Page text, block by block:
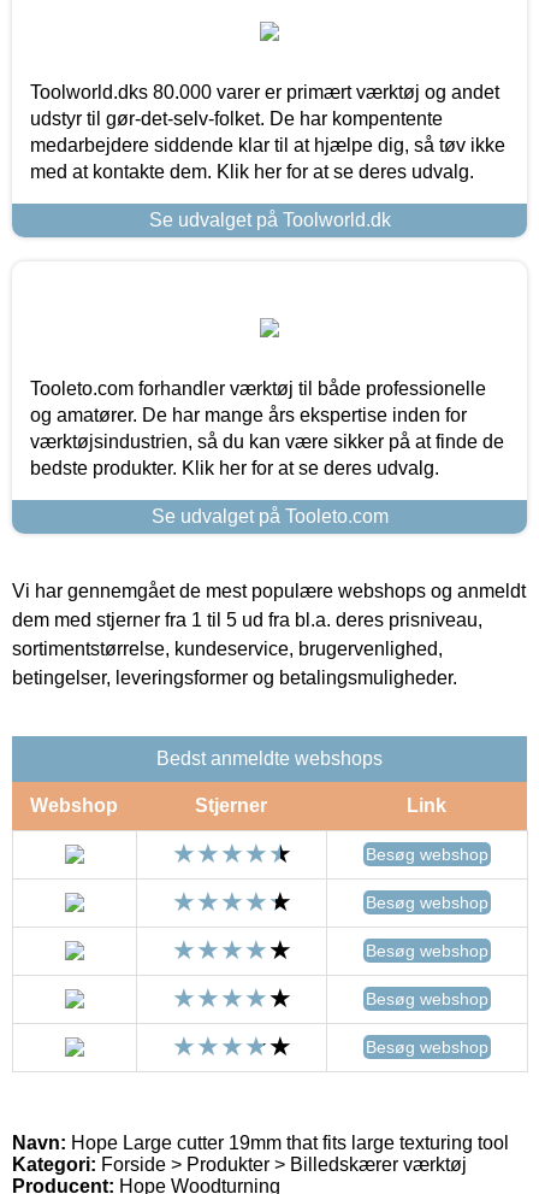
Toolworld.dks 80.000 varer er primært værktøj og andet
udstyr til gør-det-selv-folket. De har kompentente
medarbejdere siddende klar til at hjælpe dig, så tøv ikke
med at kontakte dem. Klik her for at se deres udvalg.
Se udvalget på Toolworld.dk
Tooleto.com forhandler værktøj til både professionelle
og amatører. De har mange års ekspertise inden for
værktøjsindustrien, så du kan være sikker på at finde de
bedste produkter. Klik her for at se deres udvalg.
Se udvalget på Tooleto.com
Vi har gennemgået de mest populære webshops og anmeldt
dem med stjerner fra 1 til 5 ud fra bl.a. deres prisniveau,
sortimentstørrelse, kundeservice, brugervenlighed,
betingelser, leveringsformer og betalingsmuligheder.
Bedst anmeldte webshops
Webshop Stjerner Link
Besøg webshop
Besøg webshop
Besøg webshop
Besøg webshop
Besøg webshop
Navn: Hope Large cutter 19mm that fits large texturing tool
Kategori: Forside > Produkter > Billedskærer værktøj
Producent: Hope Woodturning